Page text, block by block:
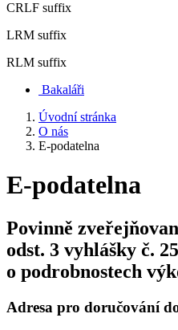
CRLF suffix
LRM suffix
RLM suffix
Bakaláři
Úvodní stránka
O nás
E-podatelna
E-podatelna
Povinně
odst. 3 vyhlášky č.
o podrobnostech
Adresa pro doručování